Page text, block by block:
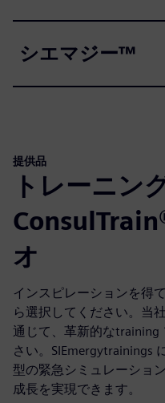
シエマジー™
提供品
トレーニン
オ
インスピレーションを得
ら選択してください。当
通じて、革新的なtraining
さい。SIEmergytrainings
型の緊急シミュレーショ
成長を実現できます。